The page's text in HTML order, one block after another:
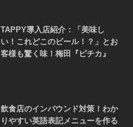
TAPPY導入店紹介：「美味し
い！これどこのビール！？」とお
客様も驚く味！梅田『ピチカ』
飲食店のインバウンド対策！わか
りやすい英語表記メニューを作る